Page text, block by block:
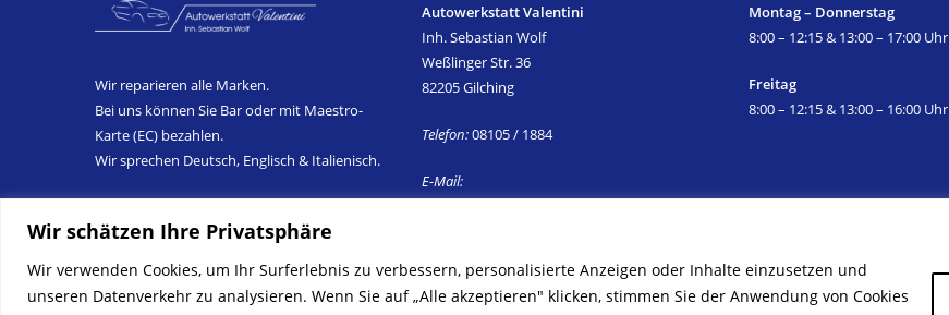
Wir schätzen Ihre Privatsphäre
Wir verwenden Cookies, um Ihr Surferlebnis zu verbessern, personalisierte Anzeigen oder Inhalte einzusetzen und
unseren Datenverkehr zu analysieren. Wenn Sie auf „Alle akzeptieren" klicken, stimmen Sie der Anwendung von Cookies
Wir reparieren alle Marken.
Bei uns können Sie Bar oder mit Maestro-
Karte (EC) bezahlen.
Wir sprechen Deutsch, Englisch & Italienisch.
Autowerkstatt Valentini
Inh. Sebastian Wolf
Weßlinger Str. 36
82205 Gilching
Telefon:08105 / 1884
E-Mail:
Montag – Donnerstag
8:00 – 12:15 & 13:00 – 17:00 Uhr
Freitag
8:00 – 12:15 & 13:00 – 16:00 Uhr